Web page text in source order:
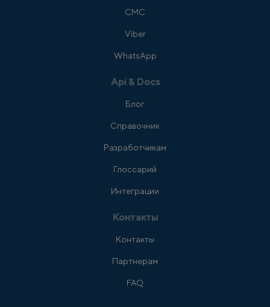
СМС
Viber
WhatsApp
Api & Docs
Блог
Справочник
Разработчикам
Глоссарий
Интеграции
Контакты
Контакты
Партнерам
FAQ